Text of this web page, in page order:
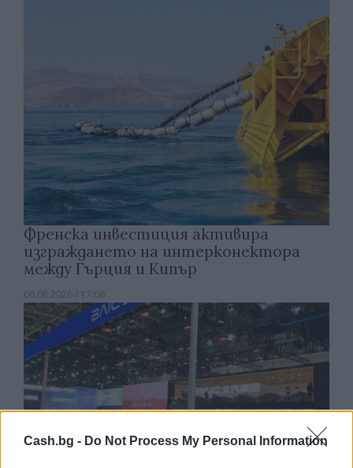
Cash.bg - Do Not Process My Personal Information
Френска инвестиция активира
изграждането на интерконектора
между Гърция и Кипър
06.08.2026 / 17:06